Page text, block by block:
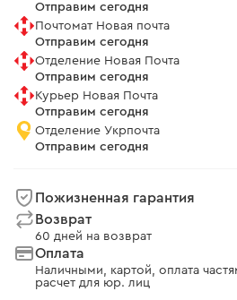
Отправим сегодня
Почтомат Новая почта
Отправим сегодня
Отделение Новая Почта
Отправим сегодня
Курьер Новая Почта
Отправим сегодня
Отделение Укрпочта
Отправим сегодня
Пожизненная гарантия
Возврат
60 дней на возврат
Оплата
Наличными, картой, оплата
расчет для юр. лиц